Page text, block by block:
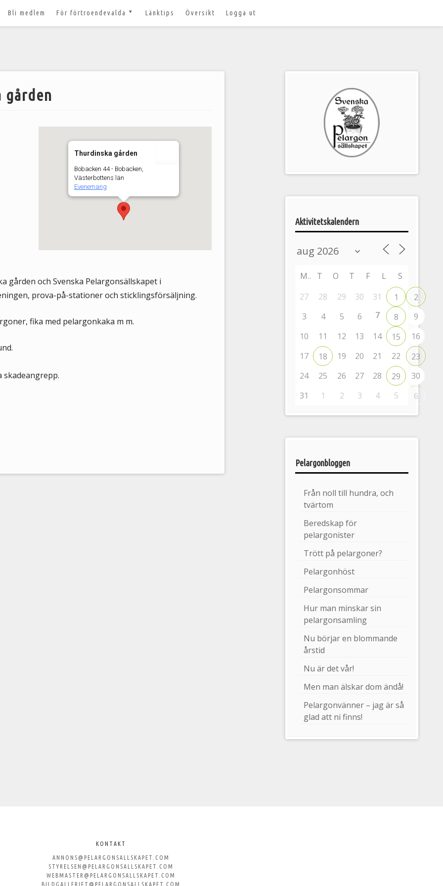
lösenord?
Bli medlem För förtroendevalda
våra digitala möten
Länktips Översikt Logga ut
gården
Thurdinska gården
Bobacken 44 - Bobacken,
Västerbottens län
Evenemang
gården och Svenska Pelargonsällskapet i
prova-på-stationer och sticklingsförsäljning.
fika med pelargonkaka m m.
Pelargonsällskapets
aktiviteter
Aktivitetskalendern
M T O T F L
S
27
28 29 30 31 1
2
3
4 5 6 7 8
9
10
11 12 13 14 15
16
17
18 19 20 21 22
23
24
25 26 27 28 29
30
31
1 2 3 4 5 6
Pelargonbloggen
Från noll till hundra, och
tvärtom
Beredskap för
pelargonister
Trött på pelargoner?
Pelargonhöst
Pelargonsommar
Hur man minskar sin
pelargonsamling
Nu börjar en blommande
årstid
Nu är det vår!
Men man älskar dom ändå!
Pelargonvänner – jag är så
glad att ni finns!
KONTAKT
ANNONS@PELARGONSALLSKAPET.COM
STYRELSEN@PELARGONSALLSKAPET.COM
WEBMASTER@PELARGONSALLSKAPET.COM
BILDGALLERIET@PELARGONSALLSKAPET.COM